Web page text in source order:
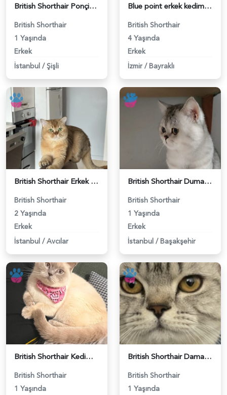
British Shorthair Ponçiğim Eş Arıyor - 118984654
British Shorthair
1 Yaşında
Erkek
İstanbul / Şişli
Blue point erkek kedimize dişi eş arıyoruz - 118984655
British Shorthair
4 Yaşında
Erkek
İzmir / Bayraklı
British Shorthair Erkek Kızgınlıkta - 118984651
British Shorthair
2 Yaşında
Erkek
İstanbul / Avcılar
British Shorthair Duma Eş Arıyorum - 118984650
British Shorthair
1 Yaşında
Erkek
İstanbul / Başakşehir
British Shorthair Kedime Eş Arıyorum - 118984649
British Shorthair
1 Yaşında
British Shorthair Damadımıza Gelin Arıyoruz - 118984627
British Shorthair
1 Yaşında